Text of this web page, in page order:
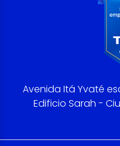
Avenida Itá Yvaté
Edificio Sarah -